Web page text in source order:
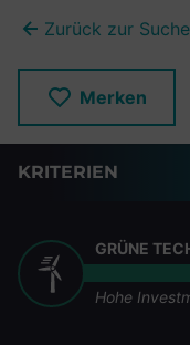
Zurück zur Suche
Merken
KRITERIEN
GRÜNE
Hohe